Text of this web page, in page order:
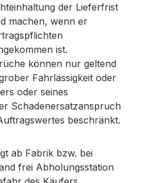
der Lieferfrist
machen, wenn er
ist.
können nur geltend
Fahrlässigkeit oder
oder seines
Schadenersatzanspruch
beschränkt.
ab Fabrik bzw. bei
frei Abholungsstation